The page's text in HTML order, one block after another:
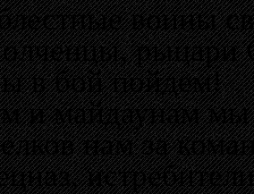
воины
рыцари
в бой пойдем!
и майдаунам
нам за